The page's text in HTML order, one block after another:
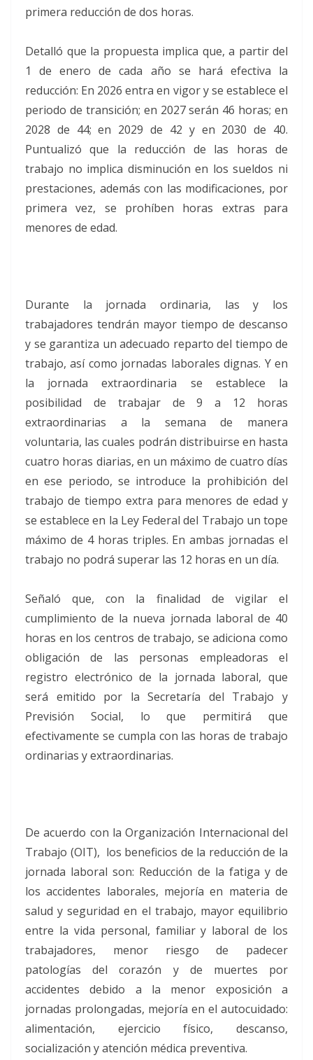
primera reducción de dos horas.
Detalló que la propuesta implica que, a partir del
1 de enero de cada año se hará efectiva la
reducción: En 2026 entra en vigor y se establece el
periodo de transición; en 2027 serán 46 horas; en
2028 de 44; en 2029 de 42 y en 2030 de 40.
Puntualizó que la reducción de las horas de
trabajo no implica disminución en los sueldos ni
prestaciones, además con las modificaciones, por
primera vez, se prohíben horas extras para
menores de edad.
Durante la jornada ordinaria, las y los
trabajadores tendrán mayor tiempo de descanso
y se garantiza un adecuado reparto del tiempo de
trabajo, así como jornadas laborales dignas. Y en
la jornada extraordinaria se establece la
posibilidad de trabajar de 9 a 12 horas
extraordinarias a la semana de manera
voluntaria, las cuales podrán distribuirse en hasta
cuatro horas diarias, en un máximo de cuatro días
en ese periodo, se introduce la prohibición del
trabajo de tiempo extra para menores de edad y
se establece en la Ley Federal del Trabajo un tope
máximo de 4 horas triples. En ambas jornadas el
trabajo no podrá superar las 12 horas en un día.
Señaló que, con la finalidad de vigilar el
cumplimiento de la nueva jornada laboral de 40
horas en los centros de trabajo, se adiciona como
obligación de las personas empleadoras el
registro electrónico de la jornada laboral, que
será emitido por la Secretaría del Trabajo y
Previsión Social, lo que permitirá que
efectivamente se cumpla con las horas de trabajo
ordinarias y extraordinarias.
De acuerdo con la Organización Internacional del
Trabajo (OIT), los beneficios de la reducción de la
jornada laboral son: Reducción de la fatiga y de
los accidentes laborales, mejoría en materia de
salud y seguridad en el trabajo, mayor equilibrio
entre la vida personal, familiar y laboral de los
trabajadores, menor riesgo de padecer
patologías del corazón y de muertes por
accidentes debido a la menor exposición a
jornadas prolongadas, mejoría en el autocuidado:
alimentación, ejercicio físico, descanso,
socialización y atención médica preventiva.